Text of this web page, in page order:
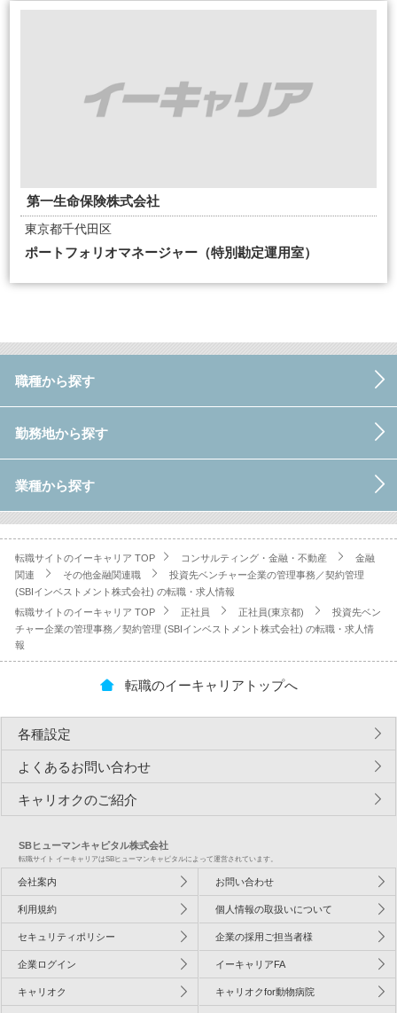
第一生命保険株式会社
東京都千代田区
ポートフォリオマネージャー（特別勘定運用室）
職種から探す
勤務地から探す
業種から探す
転職サイトのイーキャリア TOP コンサルティング・金融・不動産
金融
関連
その他金融関連職
投資先ベンチャー企業の管理事務／契約管理
(SBIインベストメント株式会社) の転職・求人情報
転職サイトのイーキャリア TOP
正社員 正社員(東京都)
投資先ベン
チャー企業の管理事務／契約管理 (SBIインベストメント株式会社) の転職・求人情
報
転職のイーキャリアトップへ
各種設定
よくあるお問い合わせ
キャリオクのご紹介
SBヒューマンキャピタル株式会社
転職サイト イーキャリアはSBヒューマンキャピタルによって運営されています。
会社案内 お問い合わせ
利用規約 個人情報の取扱いについて
セキュリティポリシー 企業の採用ご担当者様
企業ログイン イーキャリアFA
キャリオク キャリオクfor動物病院